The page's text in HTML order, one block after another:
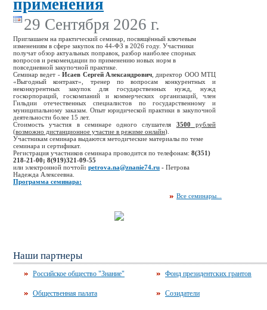
применения
29 Сентября 2026 г.
Приглашаем на практический семинар, посвящённый ключевым
изменениям в сфере закупок по 44-ФЗ в 2026 году. Участники
получат обзор актуальных поправок, разбор наиболее спорных
вопросов и рекомендации по применению новых норм в
повседневной закупочной практике.
Семинар ведет -Исаев Сергей Александрович, директор ООО МТЦ
«Выгодный контракт», тренер по вопросам конкурентных и
неконкурентных закупок для государственных нужд, нужд
госкорпораций, госкомпаний и коммерческих организаций, член
Гильдии отечественных специалистов по государственному и
муниципальному заказам. Опыт юридической практики в закупочной
деятельности более 15 лет.
Стоимость участия в семинаре одного слушателя 3500 рублей
(возможно дистанционное участие в режиме онлайн).
Участникам семинара выдаются методические материалы по теме
семинара и сертификат.
Регистрация участников семинара проводится по телефонам: 8(351)
218-21-00; 8(919)321-09-55
или электронной почтой: petrova.na@znanie74.ru - Петрова
Надежда Алексеевна.
Программа семинара:
Все семинары...
Наши партнеры
Российское общество "Знание" Фонд президентских грантов
Общественная палата Созидатели